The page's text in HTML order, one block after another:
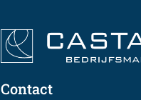
Neem vandaag nog
projectinformatie. Wij
investering.
Contact